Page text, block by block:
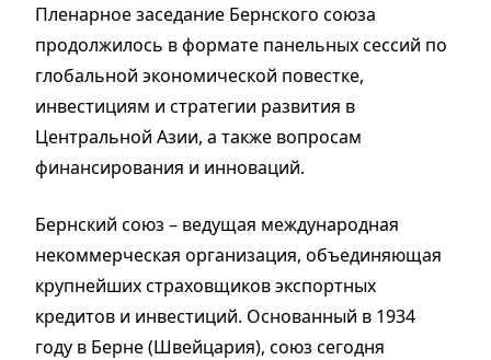
Пленарное заседание Бернского союза
продолжилось в формате панельных сессий по
глобальной экономической повестке,
инвестициям и стратегии развития в
Центральной Азии, а также вопросам
финансирования и инноваций.
Бернский союз – ведущая международная
некоммерческая организация, объединяющая
крупнейших страховщиков экспортных
кредитов и инвестиций. Основанный в 1934
году в Берне (Швейцария), союз сегодня